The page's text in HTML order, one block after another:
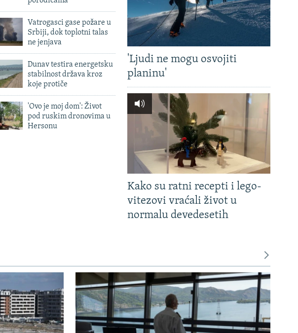
Vatrogasci gase požare u
Srbiji, dok toplotni talas
ne jenjava
Dunav testira energetsku
stabilnost država kroz
koje protiče
'Ovo je moj dom': Život
pod ruskim dronovima u
Hersonu
'Ljudi ne mogu osvojiti
planinu'
Kako su ratni recepti i lego-
vitezovi vraćali život u
normalu devedesetih